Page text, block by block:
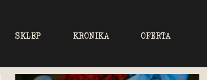
SKLEP KRONIKA OFERTA